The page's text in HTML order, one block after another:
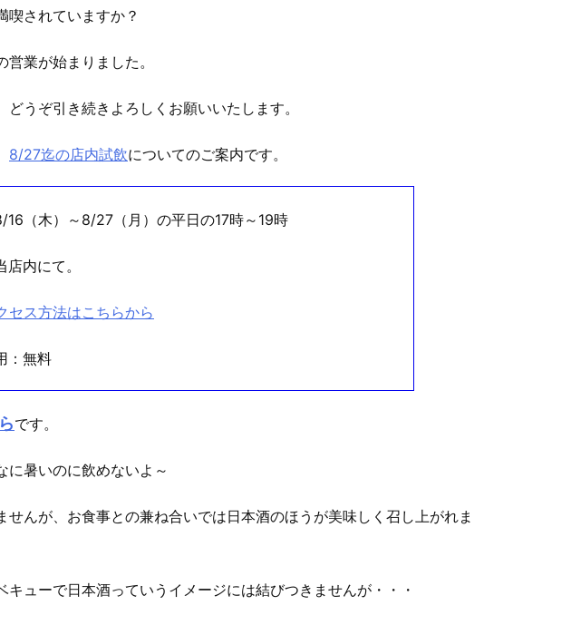
喫されていますか？
業が始まりました。
うぞ引き続きよろしくお願いいたします。
8/27迄の店内試飲についてのご案内です。
（木）～8/27（月）の平日の17時～19時
内にて。
セス方法はこちらから
無料
です。
に暑いのに飲めないよ～
せんが、お食事との兼ね合いでは日本酒のほうが美味しく召し上がれま
キューで日本酒っていうイメージには結びつきませんが・・・